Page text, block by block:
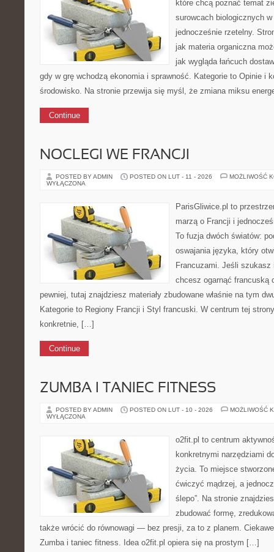
które chcą poznać temat
surowcach biologicznych
jednocześnie rzetelny.
jak materia organiczna
jak wygląda łańcuch
gdy w grę wchodzą ekonomia i sprawność. Kategorie to Opinie i
środowisko. Na stronie przewija się myśl, że zmiana miksu
Continue
NOCLEGI WE FRANCJI
POSTED BY ADMIN POSTED ON LUT - 11 - 2026
MOŻLIWOŚĆ
WYŁĄCZONA
ParisGliwice.pl to
marzą o Francji i
To fuzja dwóch światów:
oswajania języka, który
Francuzami. Jeśli
chcesz ogarnąć francuską
pewniej, tutaj znajdziesz materiały zbudowane właśnie na tym
Kategorie to Regiony Francji i Styl francuski. W centrum tej
konkretnie, […]
Continue
ZUMBA I TANIEC FITNESS
POSTED BY ADMIN POSTED ON LUT - 10 - 2026
MOŻLIWOŚĆ
WYŁĄCZONA
o2fit.pl to centrum
konkretnymi narzędziami
życia. To miejsce
ćwiczyć mądrzej, a
ślepo”. Na stronie
zbudować formę,
także wrócić do równowagi — bez presji, za to z planem.
Zumba i taniec fitness. Idea o2fit.pl opiera się na prostym […]